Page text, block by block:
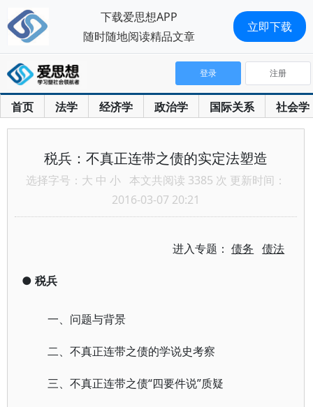
首页 法学 经济学 政治学 国际关系 社会学
登录 注册
税兵：不真正连带之债的实定法塑造
选择字号： 大 中 小 本文共阅读 3385 次 更新时间：
2016-03-07 20:21
进入专题：债务 债法
● 税兵
一、问题与背景
二、不真正连带之债的学说史考察
三、不真正连带之债“四要件说”质疑
下载爱思想APP
随时随地阅读精品文章
立即下载